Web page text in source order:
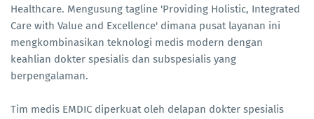
Healthcare. Mengusung tagline 'Providing Holistic, Integrated
Care with Value and Excellence' dimana pusat layanan ini
mengkombinasikan teknologi medis modern dengan
keahlian dokter spesialis dan subspesialis yang
berpengalaman.
Tim medis EMDIC diperkuat oleh delapan dokter spesialis